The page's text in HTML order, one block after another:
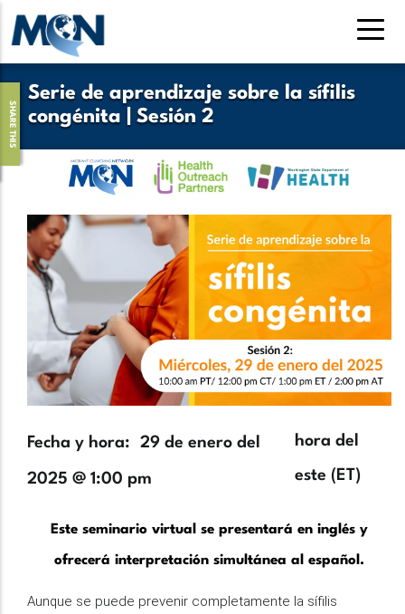
Pasar
contenido
principalSerie de aprendizaje sobre la sífilis
congénita | Sesión 2
SHARE THIS
Banner
Hero
Image
Fecha y hora 29 de enero del
2025 @ 1:00 pm
Zona
horaria
hora del
este (ET)
Description
Este seminario virtual se presentará en inglés y
ofrecerá interpretación simultánea al español.
Aunque se puede prevenir completamente la sífilis